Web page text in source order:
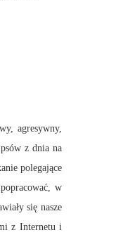
agresywny,
z dnia na
polegające
w
się nasze
z Internetu i